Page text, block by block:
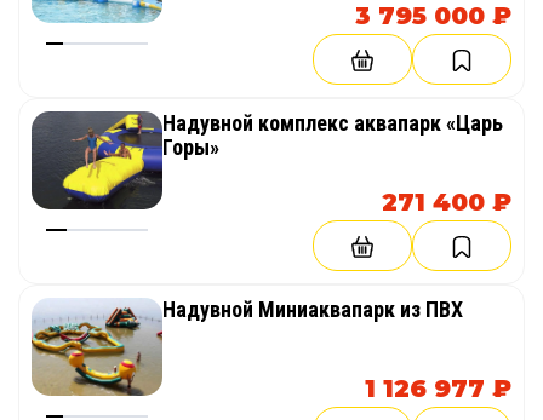
3 795 000 ₽
Надувной комплекс аквапарк «Царь
Горы»
271 400 ₽
Надувной Миниаквапарк из ПВХ
1 126 977 ₽